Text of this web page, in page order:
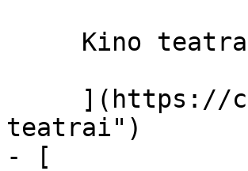
teatrai")
- [